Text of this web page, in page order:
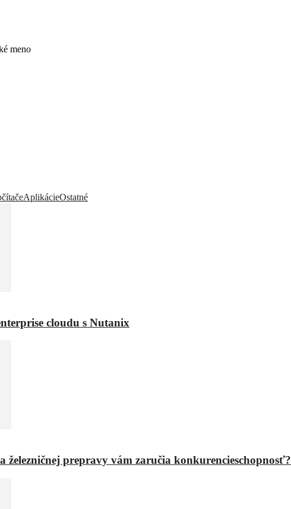
meno
AplikácieOstatné
cloudu s Nutanix
železničnej prepravy vám zaručia konkurencieschopnosť?